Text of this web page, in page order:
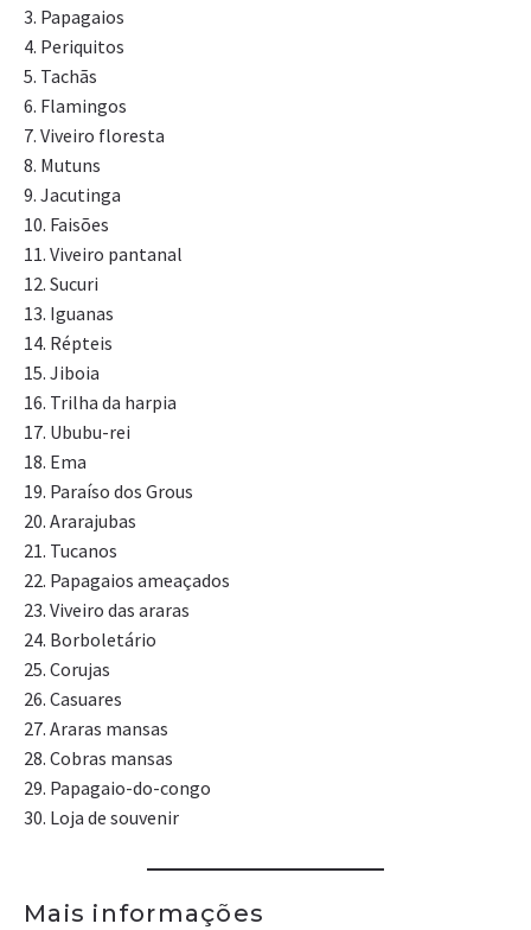
3. Papagaios
4. Periquitos
5. Tachãs
6. Flamingos
7. Viveiro floresta
8. Mutuns
9. Jacutinga
10. Faisões
11. Viveiro pantanal
12. Sucuri
13. Iguanas
14. Répteis
15. Jiboia
16. Trilha da harpia
17. Ububu-rei
18. Ema
19. Paraíso dos Grous
20. Ararajubas
21. Tucanos
22. Papagaios ameaçados
23. Viveiro das araras
24. Borboletário
25. Corujas
26. Casuares
27. Araras mansas
28. Cobras mansas
29. Papagaio-do-congo
30. Loja de souvenir
Mais informações